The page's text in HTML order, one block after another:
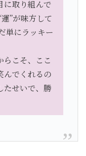
に取り組んで
”が味方して
単にラッキー
こそ、ここ
んでくれるの
たせいで、勝